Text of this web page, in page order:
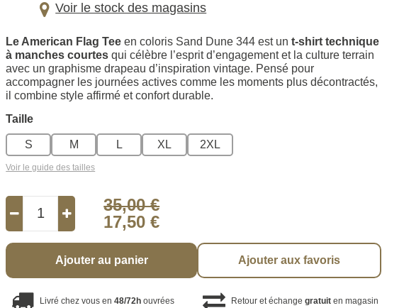
Voir le stock des magasins
Le American Flag Tee en coloris Sand Dune 344 est unt-shirt technique
à manches courtes qui célèbre l’esprit d’engagement et la culture terrain
avec un graphisme drapeau d’inspiration vintage. Pensé pour
accompagner les journées actives comme les moments plus décontractés,
il combine style affirmé et confort durable.
Taille
S M L XL 2XL
Voir le guide des tailles
35,00 €
17,50 €
Ajouter au panier Ajouter aux favoris
Livré chez vous en48/72h ouvrées Retour et échange gratuiten magasin